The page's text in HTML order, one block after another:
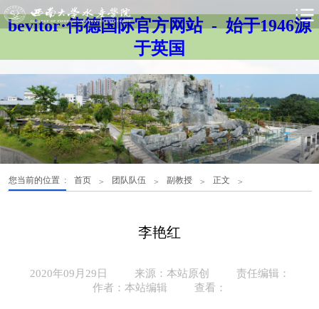
bevitor·伟德国际官方网站 - 始于1946源
于英国
您当前的位置 : 首页 > 团队队伍 > 副教授 > 正文 >
李艳红
2020年09月29日 来源：本站原创
责任编辑：
作者：本站编辑
查看：